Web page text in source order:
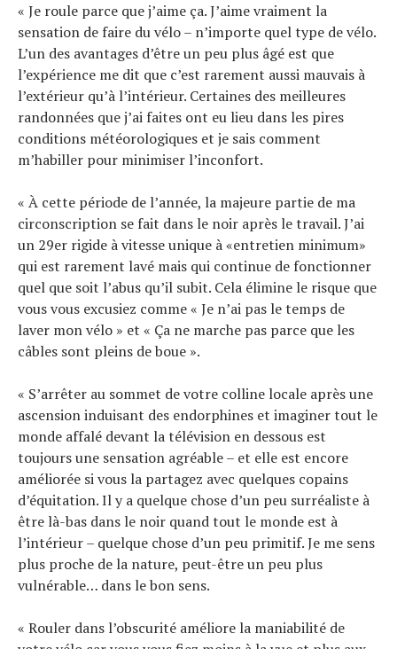
« Je roule parce que j’aime ça. J’aime vraiment la
sensation de faire du vélo – n’importe quel type de vélo.
L’un des avantages d’être un peu plus âgé est que
l’expérience me dit que c’est rarement aussi mauvais à
l’extérieur qu’à l’intérieur. Certaines des meilleures
randonnées que j’ai faites ont eu lieu dans les pires
conditions météorologiques et je sais comment
m’habiller pour minimiser l’inconfort.
« À cette période de l’année, la majeure partie de ma
circonscription se fait dans le noir après le travail. J’ai
un 29er rigide à vitesse unique à «entretien minimum»
qui est rarement lavé mais qui continue de fonctionner
quel que soit l’abus qu’il subit. Cela élimine le risque que
vous vous excusiez comme « Je n’ai pas le temps de
laver mon vélo » et « Ça ne marche pas parce que les
câbles sont pleins de boue ».
« S’arrêter au sommet de votre colline locale après une
ascension induisant des endorphines et imaginer tout le
monde affalé devant la télévision en dessous est
toujours une sensation agréable – et elle est encore
améliorée si vous la partagez avec quelques copains
d’équitation. Il y a quelque chose d’un peu surréaliste à
être là-bas dans le noir quand tout le monde est à
l’intérieur – quelque chose d’un peu primitif. Je me sens
plus proche de la nature, peut-être un peu plus
vulnérable… dans le bon sens.
« Rouler dans l’obscurité améliore la maniabilité de